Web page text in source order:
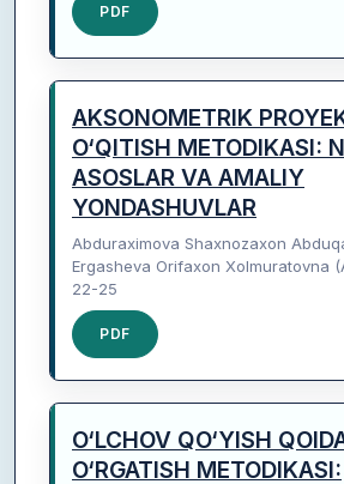
PDF
AKSONOMETRIK
O‘QITISH METODIKASI:
ASOSLAR VA AMALIY
YONDASHUVLAR
Abduraximova Shaxnozaxon
Ergasheva Orifaxon Xolmuratovna
22-25
PDF
O‘LCHOV QO‘YISH
O‘RGATISH METODIKASI: